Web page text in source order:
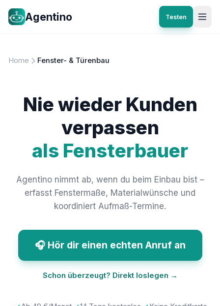
Agentino Testen
Home Fenster- & Türenbau
Nie wieder Kunden
verpassen
als Fensterbauer
Agentino nimmt ab, wenn du beim Einbau bist –
erfasst Fenstermaße, Materialwünsche und
koordiniert Aufmaß-Termine.
🎧 Hör dir einen echten Anruf an
Schon überzeugt? Direkt loslegen →